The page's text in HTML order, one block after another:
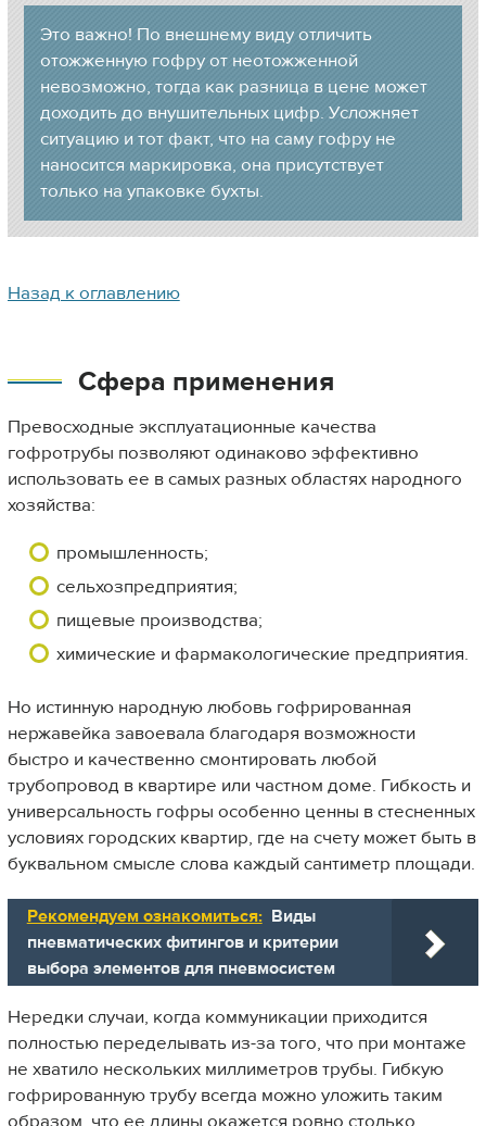
Это важно! По внешнему виду отличить
отожженную гофру от неотожженной
невозможно, тогда как разница в цене может
доходить до внушительных цифр. Усложняет
ситуацию и тот факт, что на саму гофру не
наносится маркировка, она присутствует
только на упаковке бухты.
Назад к оглавлению
Сфера применения
Превосходные эксплуатационные качества
гофротрубы позволяют одинаково эффективно
использовать ее в самых разных областях народного
хозяйства:
промышленность;
сельхозпредприятия;
пищевые производства;
химические и фармакологические предприятия.
Но истинную народную любовь гофрированная
нержавейка завоевала благодаря возможности
быстро и качественно смонтировать любой
трубопровод в квартире или частном доме. Гибкость и
универсальность гофры особенно ценны в стесненных
условиях городских квартир, где на счету может быть в
буквальном смысле слова каждый сантиметр площади.
Рекомендуем ознакомиться: Виды
пневматических фитингов и критерии
выбора элементов для пневмосистем
Нередки случаи, когда коммуникации приходится
полностью переделывать из-за того, что при монтаже
не хватило нескольких миллиметров трубы. Гибкую
гофрированную трубу всегда можно уложить таким